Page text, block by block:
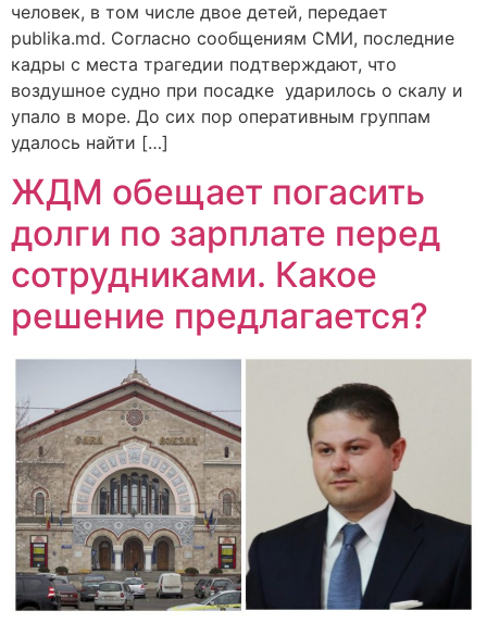
человек, в том числе двое детей, передает
publika.md. Согласно сообщениям СМИ, последние
кадры с места трагедии подтверждают, что
воздушное судно при посадке ударилось о скалу и
упало в море. До сих пор оперативным группам
удалось найти […]
ЖДМ обещает погасить
долги по зарплате перед
сотрудниками. Какое
решение предлагается?